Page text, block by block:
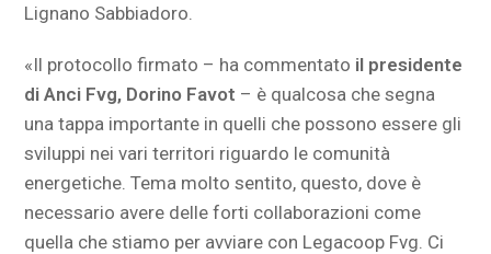
Lignano Sabbiadoro.
«Il protocollo firmato – ha commentato il presidente
di Anci Fvg, Dorino Favot – è qualcosa che segna
una tappa importante in quelli che possono essere gli
sviluppi nei vari territori riguardo le comunità
energetiche. Tema molto sentito, questo, dove è
necessario avere delle forti collaborazioni come
quella che stiamo per avviare con Legacoop Fvg. Ci